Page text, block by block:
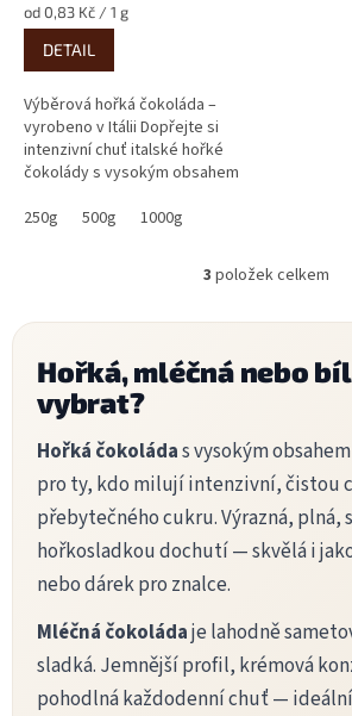
5,0
5
hvězdiček.
Měrná
cena:
od 0,83 Kč / 1 g
DETAIL
Výběrová hořká čokoláda –
vyrobeno v Itálii Dopřejte si
intenzivní chuť italské hořké
čokolády s vysokým obsahem
(42 %). Je...
250g 500g 1000g
O
l
d
í
p
r
v
y
p
i
s
u
3 položek celkem
Hořká, mléčná nebo
vybrat?
Hořká čokoládas vysokým
pro ty, kdo milují intenzivní, čistou
přebytečného cukru. Výrazná, plná,
hořkosladkou dochutí — skvělá i
nebo dárek pro znalce.
Mléčná čokoládaje lahodně
sladká. Jemnější profil, krémová
pohodlná každodenní chuť —